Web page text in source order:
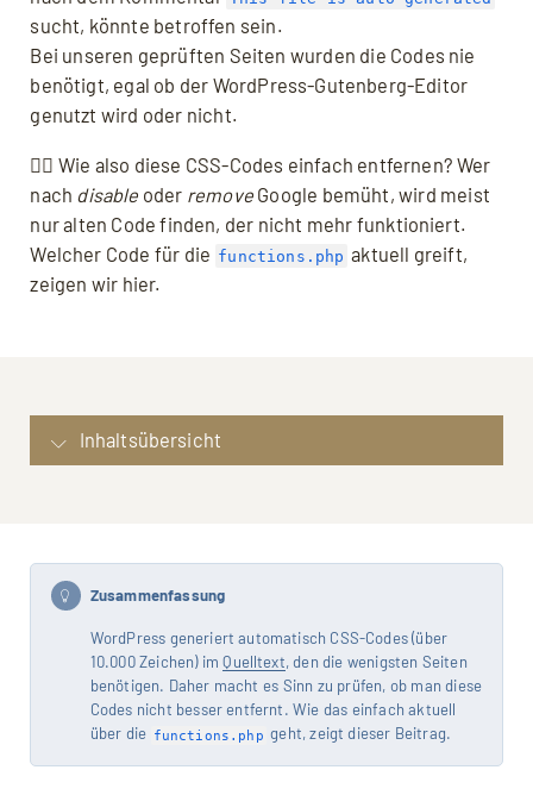
sucht, könnte betroffen sein.
Bei unseren geprüften Seiten wurden die Codes nie
benötigt, egal ob der WordPress-Gutenberg-Editor
genutzt wird oder nicht.
👉🏼 Wie also diese CSS-Codes einfach entfernen? Wer
nach disable oder removeGoogle bemüht, wird meist
nur alten Code finden, der nicht mehr funktioniert.
Welcher Code für die functions.php aktuell greift,
zeigen wir hier.
Inhaltsübersicht
inline-css & global-styles-inline-css
Anleitung: CSS entfernen, deaktivieren
Quellen, weiterführende Links
Zusammenfassung
WordPress generiert automatisch CSS-Codes (über
10.000 Zeichen) imQuelltext, den die wenigsten Seiten
benötigen. Daher macht es Sinn zu prüfen, ob man diese
Codes nicht besser entfernt. Wie das einfach aktuell
über die functions.php geht, zeigt dieser Beitrag.
Mit dem Aufruf des Videos erklären Sie sich